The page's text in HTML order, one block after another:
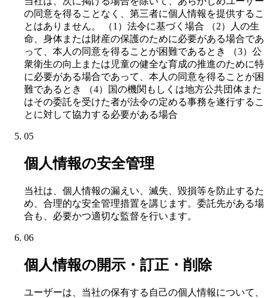
の同意を得ることなく、第三者に個人情報を提供するこ
とはありません。 （1）法令に基づく場合 （2）人の生
命、身体または財産の保護のために必要がある場合であ
って、本人の同意を得ることが困難であるとき （3）公
衆衛生の向上または児童の健全な育成の推進のために特
に必要がある場合であって、本人の同意を得ることが困
難であるとき （4）国の機関もしくは地方公共団体また
はその委託を受けた者が法令の定める事務を遂行するこ
とに対して協力する必要がある場合
05
個人情報の安全管理
当社は、個人情報の漏えい、滅失、毀損等を防止するた
め、合理的な安全管理措置を講じます。委託先がある場
合も、必要かつ適切な監督を行います。
06
個人情報の開示・訂正・削除
ユーザーは、当社の保有する自己の個人情報について、